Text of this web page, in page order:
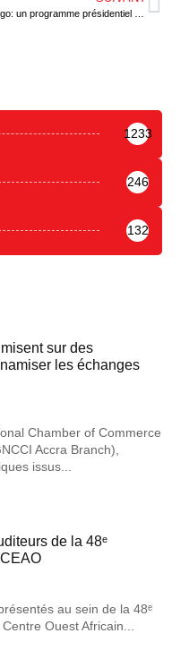
1233
246
132
sur des
les échanges
Chamber of Commerce
Accra Branch),
issus...
de la 48ᵉ
au sein de la 48ᵉ
Ouest Africain...